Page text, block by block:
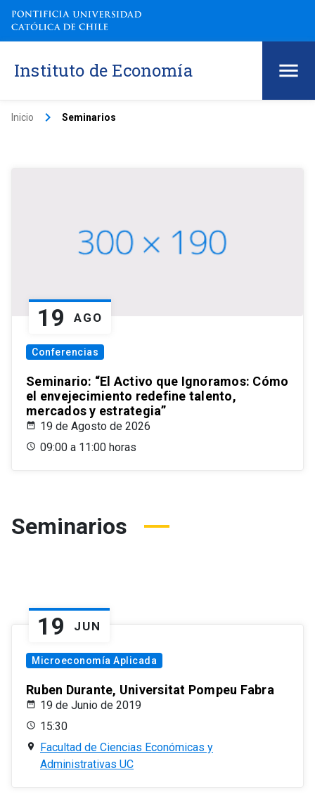
Instituto de Economía
Inicio keyboard_arrow_right Seminarios
19 AGO
Conferencias
Seminario: “El Activo que Ignoramos: Cómo
el envejecimiento redefine talento,
mercados y estrategia”
19 de Agosto de 2026
09:00 a 11:00 horas
Seminarios
19 JUN
Microeconomía Aplicada
Ruben Durante, Universitat Pompeu Fabra
19 de Junio de 2019
15:30
Facultad de Ciencias Económicas y
Administrativas UC